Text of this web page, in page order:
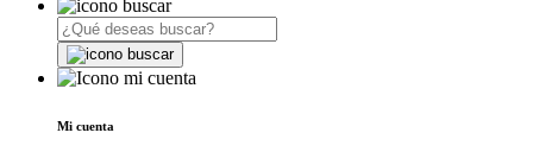
Mi cuenta